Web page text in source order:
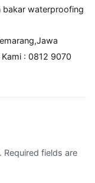
bakar waterproofing
Kami : 0812 9070
Required fields are